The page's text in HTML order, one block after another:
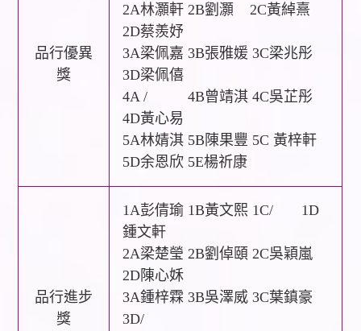
品行優異
獎
2A林灝軒 2B劉灝 2C黃綽熹
2D蔡羨妤
3A梁佩嘉 3B張雅媛 3C梁兆彤
3D梁佩僖
4A / 4B曾靖淇 4C吳芷彤
4D黃心易
5A林婧淇 5B陳果豐 5C 黃梓軒
5D余恩欣 5E楊祈康
品行進步
獎
1A彭倩瑜 1B黃文熙 1C/ 1D
鍾文軒
2A梁楚瑩 2B劉倬頤 2C吳穎嵐
2D陳心姀
3A鍾梓霖 3B吳澤威 3C葉鎮豪
3D/